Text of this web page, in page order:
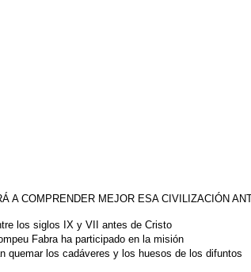
A COMPRENDER MEJOR ESA CIVILIZACIÓN
los siglos IX y VII antes de Cristo
Fabra ha participado en la misión
quemar los cadáveres y los huesos de los difuntos